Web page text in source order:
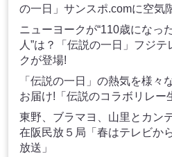
の一日」サンスポ.comに空気
ニューヨークが“110歳になっ
人”は？「伝説の一日」フジ
クが登場!
「伝説の一日」の熱気を様々
お届け!「伝説のコラボリレー
東野、ブラマヨ、山里とカン
在阪民放５局「春はテレビか
放送」